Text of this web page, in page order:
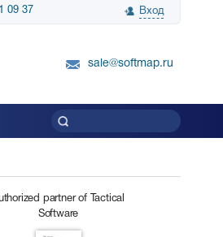
09 37 Вход
благодарность SoftMap за помощь в
sale@softmap.ru
partner of Tactical
Software